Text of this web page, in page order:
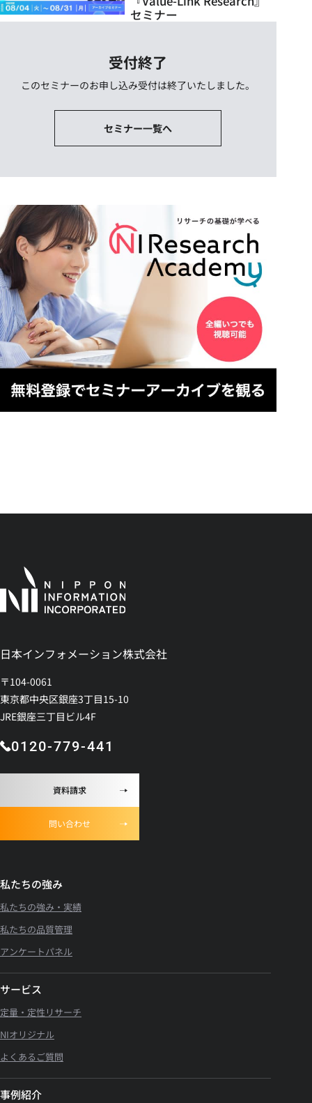
セミナー
受付終了
このセミナーのお申し込み受付は終了いたしました。
セミナー一覧へ
日本インフォメーション株式会社
〒104-0061
東京都中央区銀座3丁目15-10
JRE銀座三丁目ビル4F
0120-779-441
資料請求
問い合わせ
私たちの強み
私たちの強み・実績
私たちの品質管理
アンケートパネル
サービス
定量・定性リサーチ
NIオリジナル
よくあるご質問
事例紹介